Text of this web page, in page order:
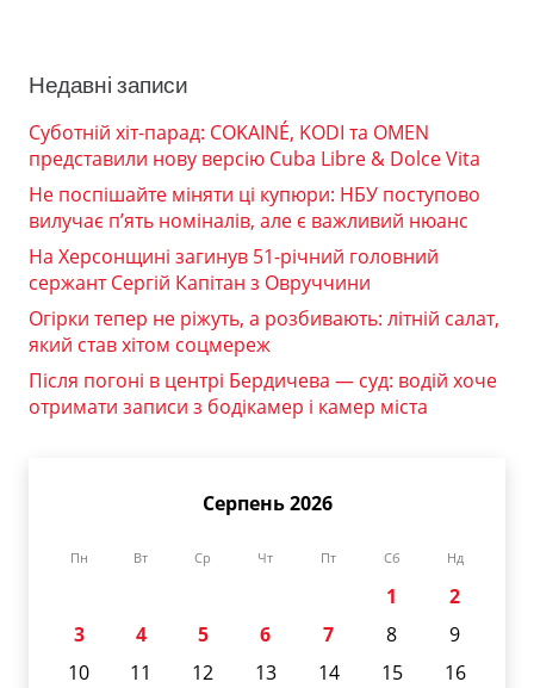
Недавні записи
Суботній хіт-парад: COKAINÉ, KODI та OMEN
представили нову версію Cuba Libre & Dolce Vita
Не поспішайте міняти ці купюри: НБУ поступово
вилучає п’ять номіналів, але є важливий нюанс
На Херсонщині загинув 51-річний головний
сержант Сергій Капітан з Овруччини
Огірки тепер не ріжуть, а розбивають: літній салат,
який став хітом соцмереж
Після погоні в центрі Бердичева — суд: водій хоче
отримати записи з бодікамер і камер міста
Серпень 2026
Пн Вт Ср Чт Пт Сб Нд
1
2
3
4 5 6 7 8
9
10
11 12 13 14 15
16